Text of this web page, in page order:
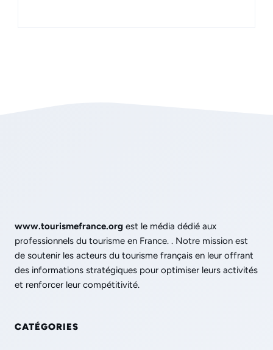
www.tourismefrance.org est le média dédié aux
professionnels du tourisme en France. . Notre mission est
de soutenir les acteurs du tourisme français en leur offrant
des informations stratégiques pour optimiser leurs activités
et renforcer leur compétitivité.
CATÉGORIES